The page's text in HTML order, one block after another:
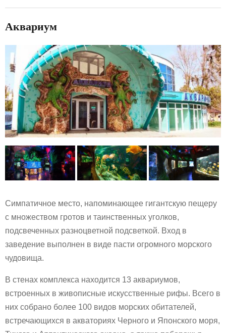
Аквариум
Симпатичное место, напоминающее гигантскую пещеру
с множеством гротов и таинственных уголков,
подсвеченных разноцветной подсветкой. Вход в
заведение выполнен в виде пасти огромного морского
чудовища.
В стенах комплекса находится 13 аквариумов,
встроенных в живописные искусственные рифы. Всего в
них собрано более 100 видов морских обитателей,
встречающихся в акваториях Черного и Японского моря,